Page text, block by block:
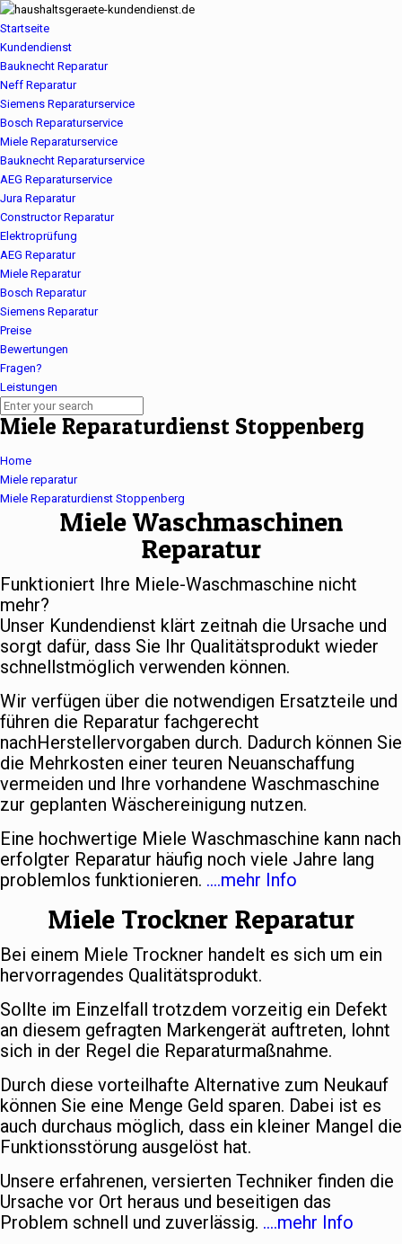
Startseite
Kundendienst
Bauknecht Reparatur
Neff Reparatur
Siemens Reparaturservice
Bosch Reparaturservice
Miele Reparaturservice
Bauknecht Reparaturservice
AEG Reparaturservice
Jura Reparatur
Constructor Reparatur
Elektroprüfung
AEG Reparatur
Miele Reparatur
Bosch Reparatur
Siemens Reparatur
Preise
Bewertungen
Fragen?
Leistungen
Miele Reparaturdienst Stoppenberg
Home
Miele reparatur
Miele Reparaturdienst Stoppenberg
Miele Waschmaschinen
Reparatur
Funktioniert Ihre Miele-Waschmaschine nicht
mehr?
Unser Kundendienst klärt zeitnah die Ursache und
sorgt dafür, dass Sie Ihr Qualitätsprodukt wieder
schnellstmöglich verwenden können.
Wir verfügen über die notwendigen Ersatzteile und
führen die Reparatur fachgerecht
nachHerstellervorgaben durch. Dadurch können Sie
die Mehrkosten einer teuren Neuanschaffung
vermeiden und Ihre vorhandene Waschmaschine
zur geplanten Wäschereinigung nutzen.
Eine hochwertige Miele Waschmaschine kann nach
erfolgter Reparatur häufig noch viele Jahre lang
problemlos funktionieren. ….mehr Info
Miele Trockner Reparatur
Bei einem Miele Trockner handelt es sich um ein
hervorragendes Qualitätsprodukt.
Sollte im Einzelfall trotzdem vorzeitig ein Defekt
an diesem gefragten Markengerät auftreten, lohnt
sich in der Regel die Reparaturmaßnahme.
Durch diese vorteilhafte Alternative zum Neukauf
können Sie eine Menge Geld sparen. Dabei ist es
auch durchaus möglich, dass ein kleiner Mangel die
Funktionsstörung ausgelöst hat.
Unsere erfahrenen, versierten Techniker finden die
Ursache vor Ort heraus und beseitigen das
Problem schnell und zuverlässig. ….mehr Info